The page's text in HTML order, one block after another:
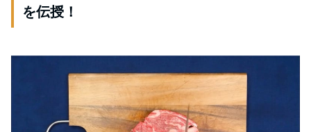
を伝授！